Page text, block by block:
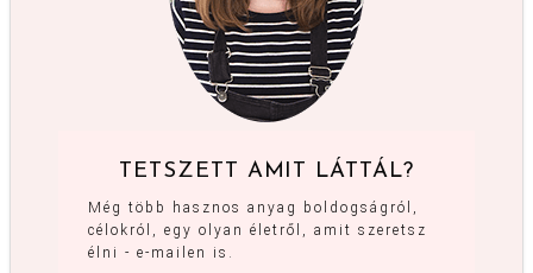
TETSZETT AMIT LÁTTÁL?
Még több hasznos anyag boldogságról,
célokról, egy olyan életről, amit szeretsz
élni - e-mailen is.